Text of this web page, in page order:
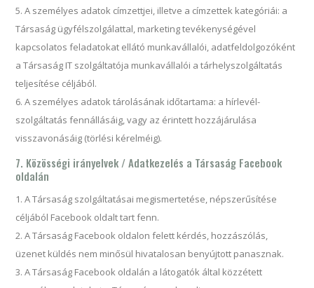
A személyes adatok címzettjei, illetve a címzettek kategóriái: a
Társaság ügyfélszolgálattal, marketing tevékenységével
kapcsolatos feladatokat ellátó munkavállalói, adatfeldolgozóként
a Társaság IT szolgáltatója munkavállalói a tárhelyszolgáltatás
teljesítése céljából.
A személyes adatok tárolásának időtartama: a hírlevél-
szolgáltatás fennállásáig, vagy az érintett hozzájárulása
visszavonásáig (törlési kérelméig).
7. Közösségi irányelvek / Adatkezelés a Társaság Facebook
oldalán
A Társaság szolgáltatásai megismertetése, népszerűsítése
céljából Facebook oldalt tart fenn.
A Társaság Facebook oldalon felett kérdés, hozzászólás,
üzenet küldés nem minősül hivatalosan benyújtott panasznak.
A Társaság Facebook oldalán a látogatók által közzétett